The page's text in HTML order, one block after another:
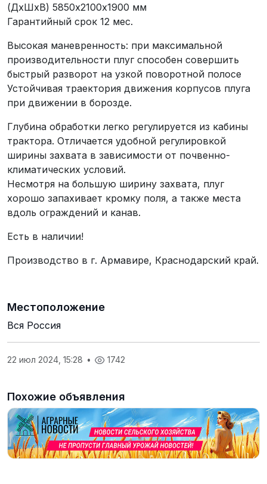
(ДхШxВ) 5850х2100х1900 мм
Гарантийный срок 12 мес.
Высокая маневренность: при максимальной
производительности плуг способен совершить
быстрый разворот на узкой поворотной полосе
Устойчивая траектория движения корпусов плуга
при движении в борозде.
Глубина обработки легко регулируется из кабины
трактора. Отличается удобной регулировкой
ширины захвата в зависимости от почвенно-
климатических условий.
Несмотря на большую ширину захвата, плуг
хорошо запахивает кромку поля, а также места
вдоль ограждений и канав.
Есть в наличии!
Производство в г. Армавире, Краснодарский край.
Местоположение
Вся Россия
22 июл 2024, 15:28 • 1742
Похожие объявления